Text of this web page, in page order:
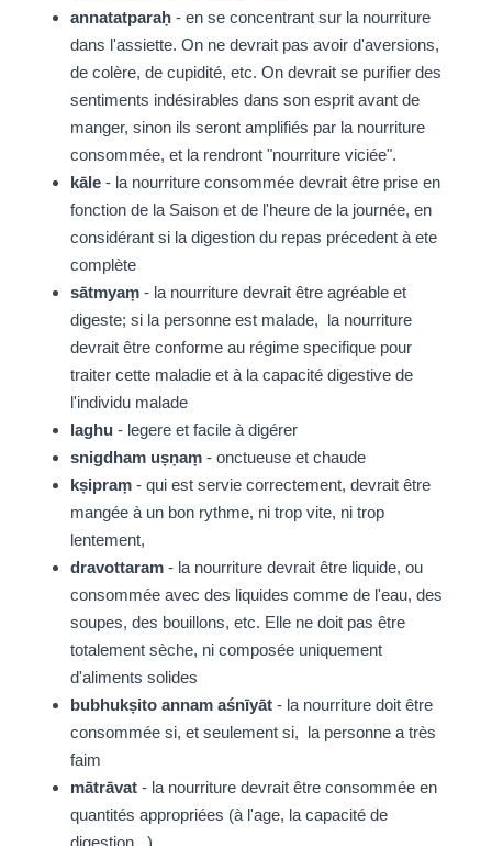
annatatparaḥ - en se concentrant sur la nourriture
dans l'assiette. On ne devrait pas avoir d'aversions,
de colère, de cupidité, etc. On devrait se purifier des
sentiments indésirables dans son esprit avant de
manger, sinon ils seront amplifiés par la nourriture
consommée, et la rendront "nourriture viciée".
kāle - la nourriture consommée devrait être prise en
fonction de la Saison et de l'heure de la journée, en
considérant si la digestion du repas précedent à ete
complète
sātmyaṃ - la nourriture devrait être agréable et
digeste; si la personne est malade,  la nourriture
devrait être conforme au régime specifique pour
traiter cette maladie et à la capacité digestive de
l'individu malade
laghu - legere et facile à digérer
snigdham uṣṇaṃ - onctueuse et chaude
kṣipraṃ - qui est servie correctement, devrait être
mangée à un bon rythme, ni trop vite, ni trop
lentement,
dravottaram - la nourriture devrait être liquide, ou
consommée avec des liquides comme de l'eau, des
soupes, des bouillons, etc. Elle ne doit pas être
totalement sèche, ni composée uniquement
d'aliments solides
bubhukṣito annam aśnīyāt - la nourriture doit être
consommée si, et seulement si,  la personne a très
faim
mātrāvat - la nourriture devrait être consommée en
quantités appropriées (à l'age, la capacité de
digestion...)